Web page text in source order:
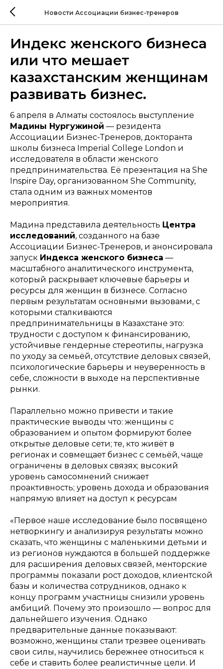
Новости Ассоциации бизнес-тренеров
Индекс женского бизнеса
или что мешает
казахстанским женщинам
развивать бизнес.
6 апреля в Алматы состоялось выступление
Мадины Нургужиной — резидента
Ассоциации Бизнес-Тренеров, докторанта
школы бизнеса Imperial College London и
исследователя в области женского
предпринимательства. Её презентация на She
Inspire Day, организованном She Community,
стала одним из важных моментов
мероприятия.
Мадина представила деятельность Центра
исследований, созданного на базе
Ассоциации Бизнес-Тренеров, и анонсировала
запуск Индекса женского бизнеса —
масштабного аналитического инструмента,
который раскрывает ключевые барьеры и
ресурсы для женщин в бизнесе. Согласно
первым результатам основными вызовами, с
которыми сталкиваются
предпринимательницы в Казахстане это:
трудности с доступом к финансированию,
устойчивые гендерные стереотипы, нагрузка
по уходу за семьёй, отсутствие деловых связей,
психологические барьеры и неуверенность в
себе, сложности в выходе на перспективные
рынки.
Параллельно можно привести и такие
практические выводы что: женщины с
образованием и опытом формируют более
открытые деловые сети; те, кто живёт в
регионах и совмещает бизнес с семьёй, чаще
ограничены в деловых связях; высокий
уровень самосомнений снижает
проактивность; уровень дохода и образования
напрямую влияет на доступ к ресурсам
«Первое наше исследование было посвящено
нетворкингу и анализируя результаты можно
сказать, что женщины с маленькими детьми и
из регионов нуждаются в большей поддержке
для расширения деловых связей, менторские
программы показали рост доходов, клиентской
базы и количества сотрудников, однако к
концу программ участницы снизили уровень
амбиций. Почему это произошло — вопрос для
дальнейшего изучения. Однако
предварительные данные показывают:
возможно, женщины стали трезвее оценивать
свои силы, научились бережнее относиться к
себе и ставить более реалистичные цели. И